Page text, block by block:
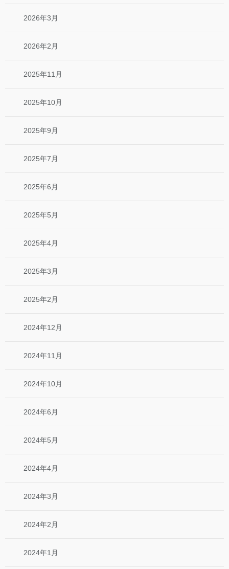
2026年3月
2026年2月
2025年11月
2025年10月
2025年9月
2025年7月
2025年6月
2025年5月
2025年4月
2025年3月
2025年2月
2024年12月
2024年11月
2024年10月
2024年6月
2024年5月
2024年4月
2024年3月
2024年2月
2024年1月